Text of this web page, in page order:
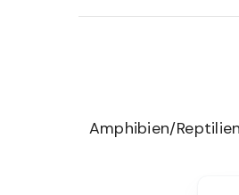
Amphibien/Reptilien